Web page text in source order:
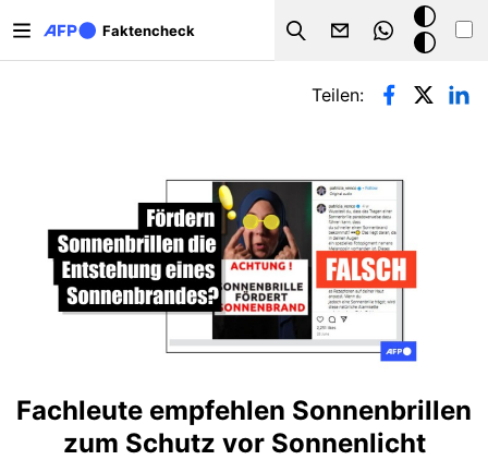
Faktencheck
Search
Dark
Mode
Primäre Reiter
Teilen:
Fachleute empfehlen Sonnenbrillen
zum Schutz vor Sonnenlicht